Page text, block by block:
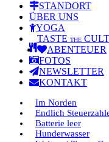
STANDORT
ÜBER UNS
YOGA
TASTE THE
ABENTEUER
FOTOS
NEWSLETTER
KONTAKT
Im Norden
Endlich
Batterie leer
Hunderwasser